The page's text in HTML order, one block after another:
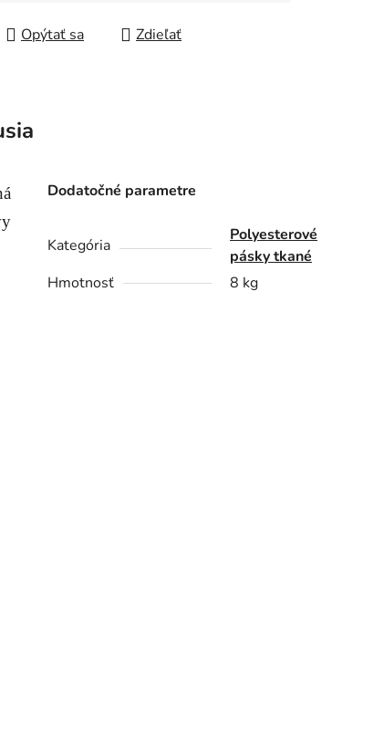
Opýtať sa Zdieľať
Dodatočné parametre
Kategória
Polyesterové
pásky tkané
Hmotnosť
8 kg